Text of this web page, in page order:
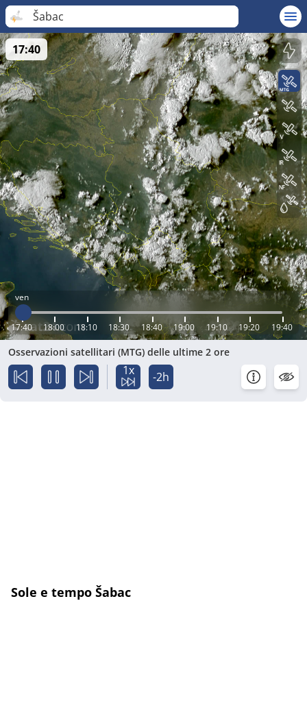
Šabac
ven
17:40 18:00 18:10 18:30 18:40 19:00 19:10 19:20 19:40
17:40
Osservazioni satellitari (MTG) delle ultime 2 ore
1x -2h
Sole e tempo Šabac